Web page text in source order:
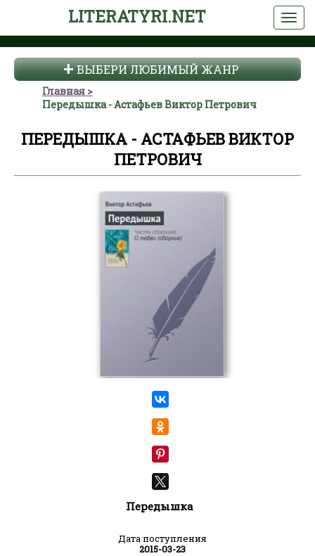
LITERATYRI.NET
ВЫБЕРИ ЛЮБИМЫЙ ЖАНР
Главная
Передышка - Астафьев Виктор Петрович
ПЕРЕДЫШКА - АСТАФЬЕВ ВИКТОР
ПЕТРОВИЧ
Передышка
Дата поступления
2015-03-23